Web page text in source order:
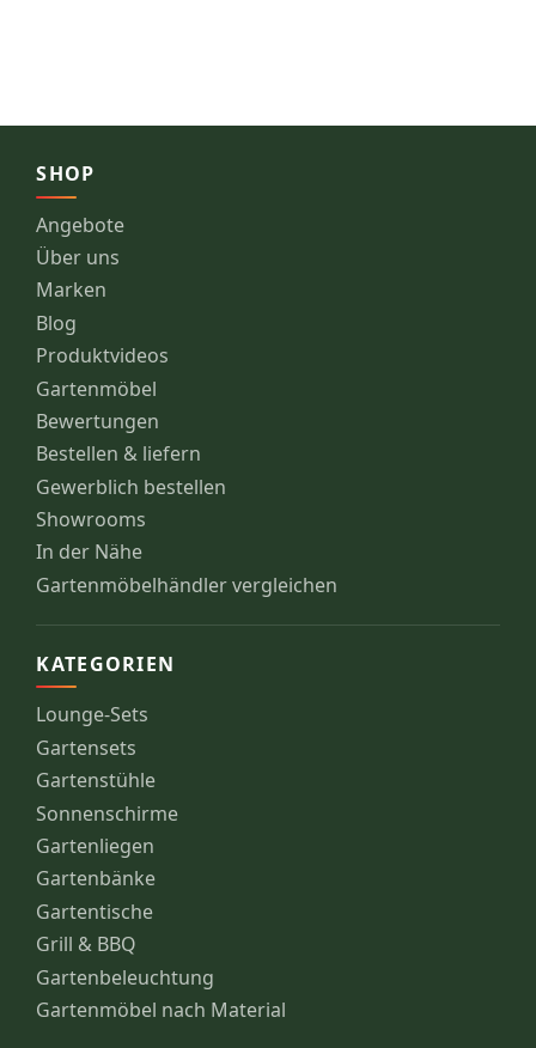
SHOP
Angebote
Über uns
Marken
Blog
Produktvideos
Gartenmöbel
Bewertungen
Bestellen & liefern
Gewerblich bestellen
Showrooms
In der Nähe
Gartenmöbelhändler vergleichen
KATEGORIEN
Lounge-Sets
Gartensets
Gartenstühle
Sonnenschirme
Gartenliegen
Gartenbänke
Gartentische
Grill & BBQ
Gartenbeleuchtung
Gartenmöbel nach Material